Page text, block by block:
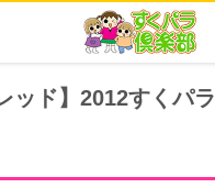
ッド】2012すくパ